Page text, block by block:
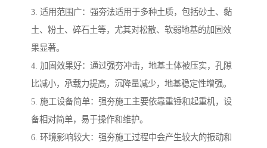
3. 适用范围广：强夯法适用于多种土质，包括砂土、黏
土、粉土、碎石土等，尤其对松散、软弱地基的加固效
果显著。
4. 加固效果好：通过强夯冲击，地基土体被压实，孔隙
比减小，承载力提高，沉降量减少，地基稳定性增强。
5. 施工设备简单：强夯施工主要依靠重锤和起重机，设
备相对简单，易于操作和维护。
6. 环境影响较大：强夯施工过程中会产生较大的振动和